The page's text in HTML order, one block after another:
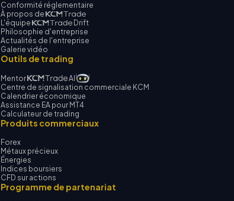
Conformité réglementaire
À propos de
L'équipe
Drift
Philosophie d'entreprise
Actualités de l'entreprise
Galerie vidéo
Outils de trading
Mentor
AI
Centre de signalisation commerciale KCM
Calendrier économique
Assistance EA pour MT4
Calculateur de trading
Produits commerciaux
Forex
Métaux précieux
Énergies
Indices boursiers
CFD sur actions
Programme de partenariat